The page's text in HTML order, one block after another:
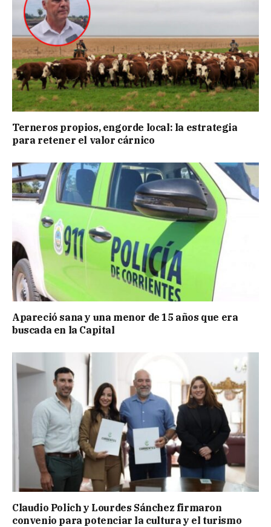
Terneros propios, engorde local: la estrategia
para retener el valor cárnico
Apareció sana y una menor de 15 años que era
buscada en la Capital
Claudio Polich y Lourdes Sánchez firmaron
convenio para potenciar la cultura y el turismo